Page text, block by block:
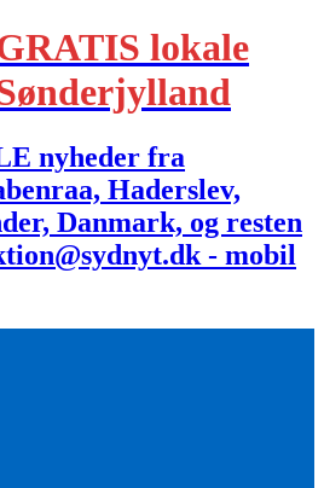
lokale
nyheder fra
Haderslev,
Danmark, og resten
- mobil